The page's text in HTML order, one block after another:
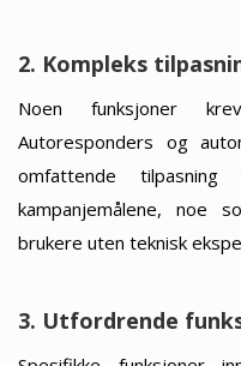
2. Kompleks
Noen funksjoner
Autoresponders og
omfattende
kampanjemålene, noe
brukere uten teknisk
3. Utfordrende